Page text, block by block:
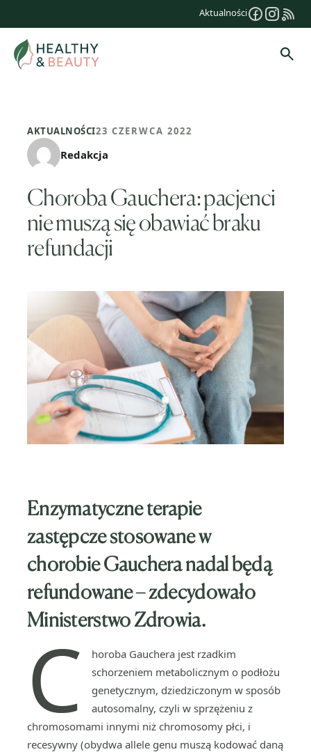
treści
Aktualności
AKTUALNOŚCI23 CZERWCA 2022
Redakcja
Choroba Gauchera: pacjenci
nie muszą się obawiać braku
refundacji
Enzymatyczne terapie
zastępcze stosowane w
chorobie Gauchera nadal będą
refundowane – zdecydowało
Ministerstwo Zdrowia.
C
horoba Gauchera jest rzadkim
schorzeniem metabolicznym o podłożu
genetycznym, dziedziczonym w sposób
autosomalny, czyli w sprzężeniu z
chromosomami innymi niż chromosomy płci, i
recesywny (obydwa allele genu muszą kodować daną